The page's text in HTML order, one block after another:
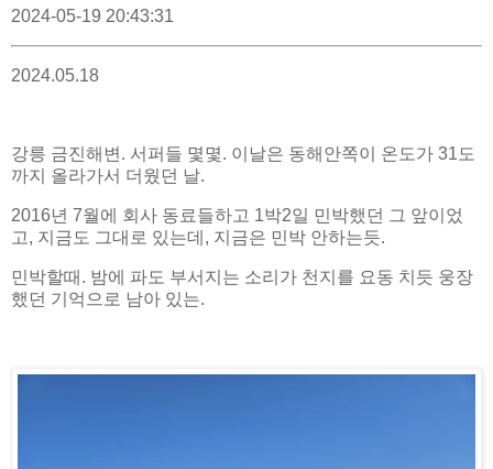
2024-05-19 20:43:31
2024.05.18
강릉 금진해변. 서퍼들 몇몇. 이날은 동해안쪽이 온도가 31도
까지 올라가서 더웠던 날.
2016년 7월에 회사 동료들하고 1박2일 민박했던 그 앞이었
고, 지금도 그대로 있는데, 지금은 민박 안하는듯.
민박할때. 밤에 파도 부서지는 소리가 천지를 요동 치듯 웅장
했던 기억으로 남아 있는.